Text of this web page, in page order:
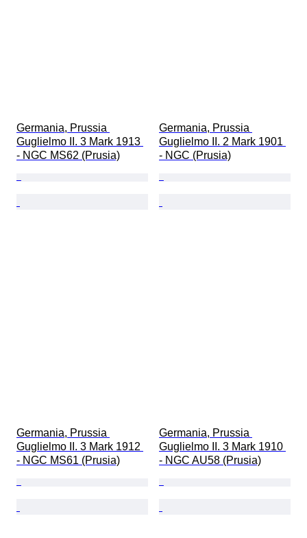
Germania, Prussia
Guglielmo II. 3 Mark 1913
- NGC MS62 (Prusia)
Germania, Prussia
Guglielmo II. 2 Mark 1901
- NGC (Prusia)
Germania, Prussia
Guglielmo II. 3 Mark 1912
- NGC MS61 (Prusia)
Germania, Prussia
Guglielmo II. 3 Mark 1910
- NGC AU58 (Prusia)